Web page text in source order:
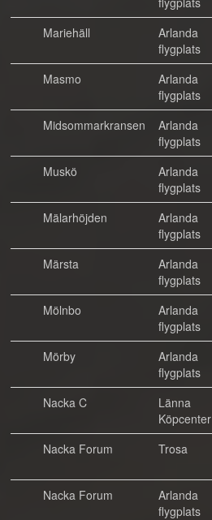
Mariehäll
Arlanda
flygplats
Masmo
Arlanda
flygplats
Midsommarkransen
Arlanda
flygplats
Muskö
Arlanda
flygplats
Mälarhöjden
Arlanda
flygplats
Märsta
Arlanda
flygplats
Mölnbo
Arlanda
flygplats
Mörby
Arlanda
flygplats
Nacka C
Länna
Köpcenter
Nacka Forum
Trosa
Nacka Forum
Arlanda
flygplats